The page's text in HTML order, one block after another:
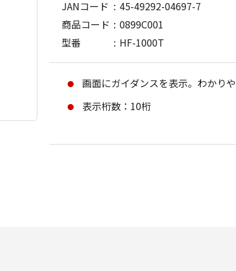
JANコード
45-49292-04697-7
商品コード
0899C001
型番
HF-1000T
画面にガイダンスを表示。わかり
表示桁数：10桁